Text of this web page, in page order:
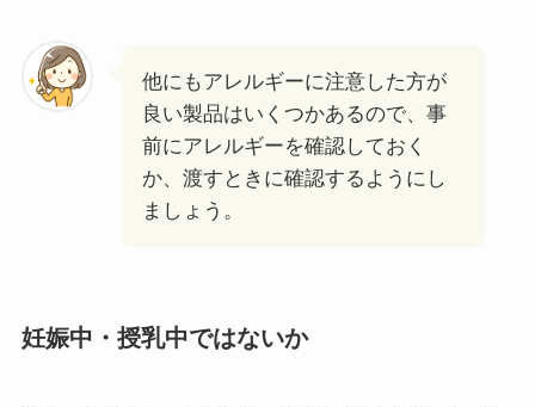
他にもアレルギーに注意した方が
良い製品はいくつかあるので、事
前にアレルギーを確認しておく
か、渡すときに確認するようにし
ましょう。
妊娠中・授乳中ではないか